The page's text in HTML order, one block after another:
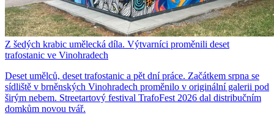
Z šedých krabic umělecká díla. Výtvarníci proměnili deset
trafostanic ve Vinohradech
Deset umělců, deset trafostanic a pět dní práce. Začátkem srpna se
sídliště v brněnských Vinohradech proměnilo v originální galerii pod
širým nebem. Streetartový festival TrafoFest 2026 dal distribučním
domkům novou tvář.